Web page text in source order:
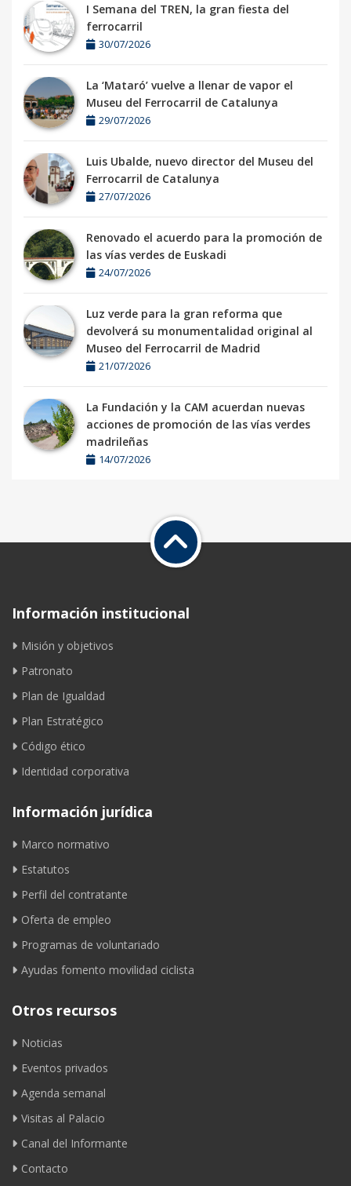
I Semana del TREN, la gran fiesta del
ferrocarril
30/07/2026
La ‘Mataró’ vuelve a llenar de vapor el
Museu del Ferrocarril de Catalunya
29/07/2026
Luis Ubalde, nuevo director del Museu del
Ferrocarril de Catalunya
27/07/2026
Renovado el acuerdo para la promoción de
las vías verdes de Euskadi
24/07/2026
Luz verde para la gran reforma que
devolverá su monumentalidad original al
Museo del Ferrocarril de Madrid
21/07/2026
La Fundación y la CAM acuerdan nuevas
acciones de promoción de las vías verdes
madrileñas
14/07/2026
Información institucional
Misión y objetivos
Patronato
Plan de Igualdad
Plan Estratégico
Código ético
Identidad corporativa
Información jurídica
Marco normativo
Estatutos
Perfil del contratante
Oferta de empleo
Programas de voluntariado
Ayudas fomento movilidad ciclista
Otros recursos
Noticias
Eventos privados
Agenda semanal
Visitas al Palacio
Canal del Informante
Contacto